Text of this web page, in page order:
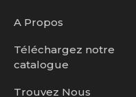
A Propos
Téléchargez notre
catalogue
Trouvez Nous